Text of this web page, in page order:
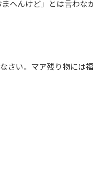
へんけど」とは言わな
さい。マア残り物には